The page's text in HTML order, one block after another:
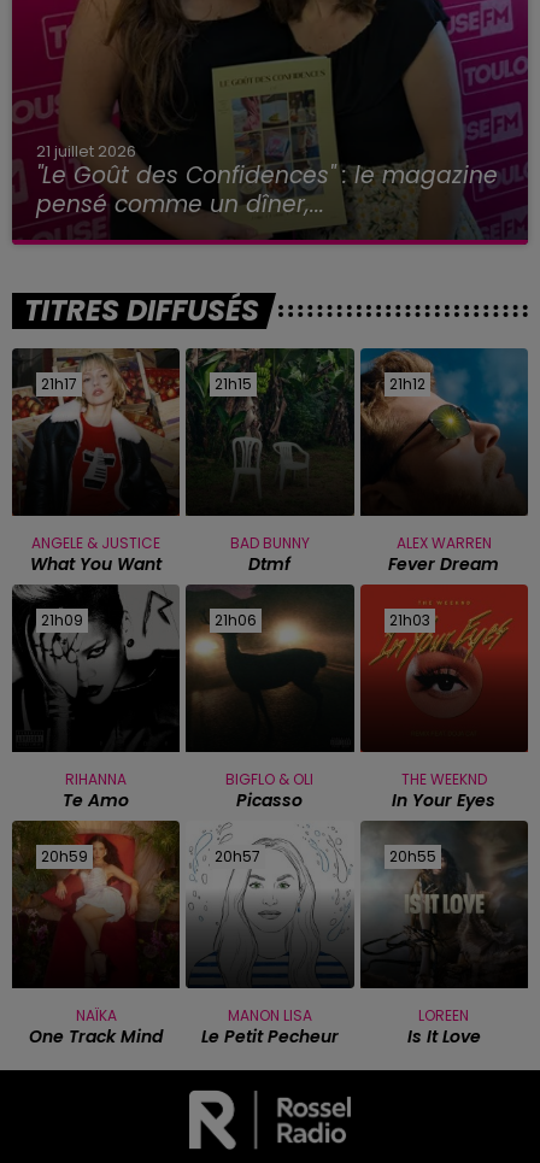
21 juillet 2026
"Le Goût des Confidences" : le magazine
pensé comme un dîner,...
TITRES DIFFUSÉS
21h17
21h17
ANGELE & JUSTICE
What You Want
21h15
21h15
BAD BUNNY
Dtmf
21h12
21h12
ALEX WARREN
Fever Dream
21h09
21h09
RIHANNA
Te Amo
21h06
21h06
BIGFLO & OLI
Picasso
21h03
21h03
THE WEEKND
In Your Eyes
20h59
20h59
NAÏKA
One Track Mind
20h57
20h57
MANON LISA
Le Petit Pecheur
20h55
20h55
LOREEN
Is It Love